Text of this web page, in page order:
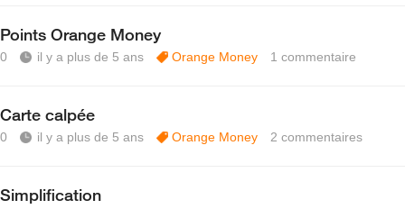
Points Orange Money
0 il y a plus de 5 ans Orange Money 1 commentaire
Carte calpée
0 il y a plus de 5 ans Orange Money 2 commentaires
Simplification